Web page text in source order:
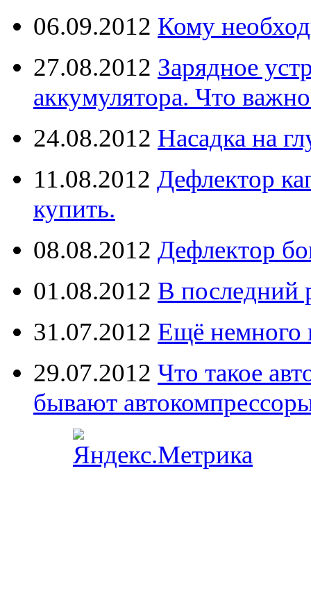
06.09.2012 Кому
27.08.2012 Зарядное
аккумулятора. Что
24.08.2012 Насадка на
11.08.2012 Дефлектор
купить.
08.08.2012 Дефлектор
01.08.2012 В последний
31.07.2012 Ещё немного
29.07.2012 Что такое
бывают